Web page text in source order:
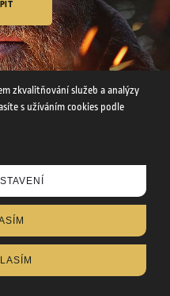
zkvalitňování služeb a
uvedených v našich
stránek
zkvalitňování služeb a analýzy
s užíváním cookies podle